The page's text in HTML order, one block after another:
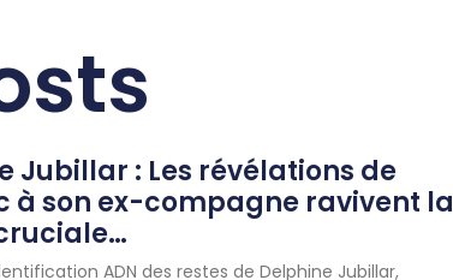
Jubillar : Les révélations de
à son ex-compagne ravivent la
ADN des restes de Delphine Jubillar,